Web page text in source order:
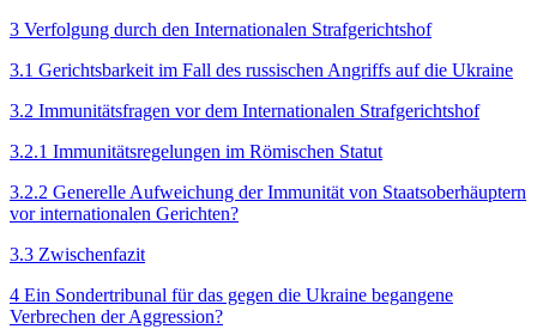
3 Verfolgung durch den Inter­nationalen Strafgerichtshof
3.1 Gerichtsbarkeit im Fall des russischen Angriffs auf die Ukraine
3.2 Immunitätsfragen vor dem Internationalen Strafgerichtshof
3.2.1 Immunitätsregelungen im Römischen Statut
3.2.2 Generelle Aufweichung der Immunität von Staatsoberhäuptern
vor inter­nationalen Gerichten?
3.3 Zwischenfazit
4 Ein Sondertribunal für das gegen die Ukraine begangene
Verbrechen der Aggression?